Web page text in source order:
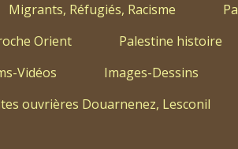
Migrants, Réfugiés, Racisme
Orient Palestine histoire
Vidéos Images-Dessins
ouvrières Douarnenez, Lesconil